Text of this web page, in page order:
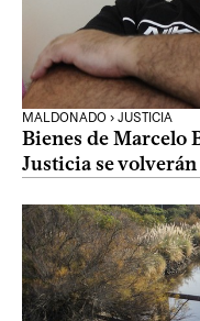
MALDONADO › JUSTICIA
Bienes de Marcelo
Justicia se volverán